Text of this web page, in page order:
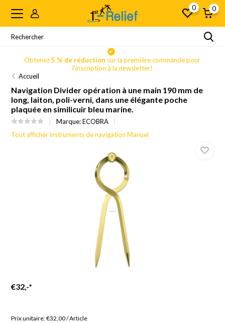
0 0
Obtenez5 % de réduction sur la première commande pour
l'inscription à la newsletter!
Accueil
Navigation Divider opération à une main 190 mm de
long, laiton, poli-verni, dans une élégante poche
plaquée en similicuir bleu marine.
Marque:ECOBRA
Tout afficher instruments de navigation Manuel
€32,-*
Prix unitaire:€32,00/Article